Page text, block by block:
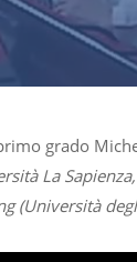
grado
La
(Università